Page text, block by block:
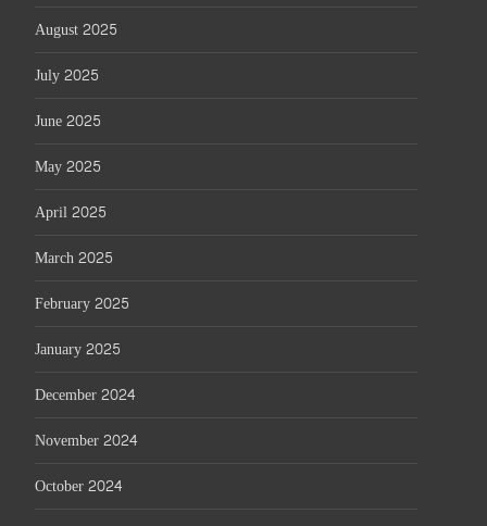
August 2025
July 2025
June 2025
May 2025
April 2025
March 2025
February 2025
January 2025
December 2024
November 2024
October 2024